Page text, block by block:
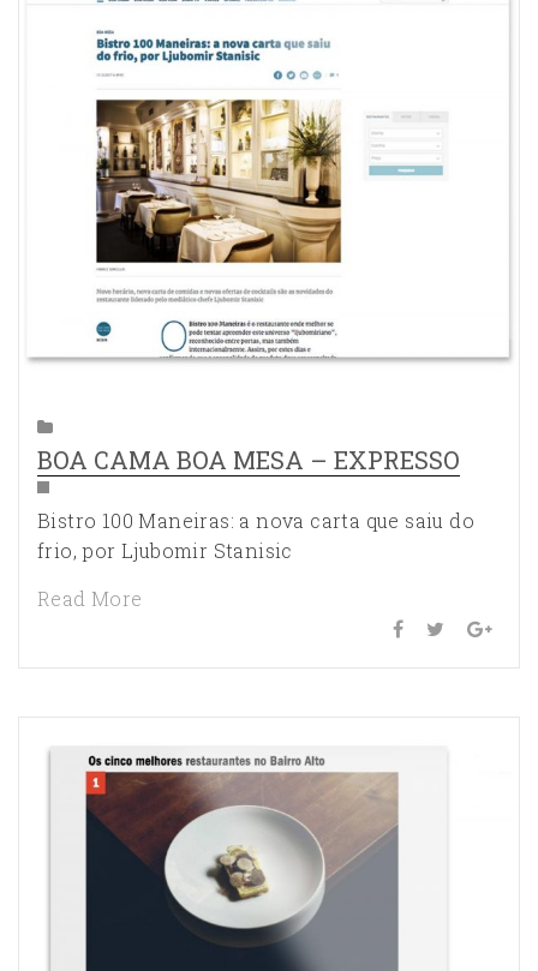
BOA CAMA BOA MESA – EXPRESSO
Bistro 100 Maneiras: a nova carta que saiu do
frio, por Ljubomir Stanisic
Read More